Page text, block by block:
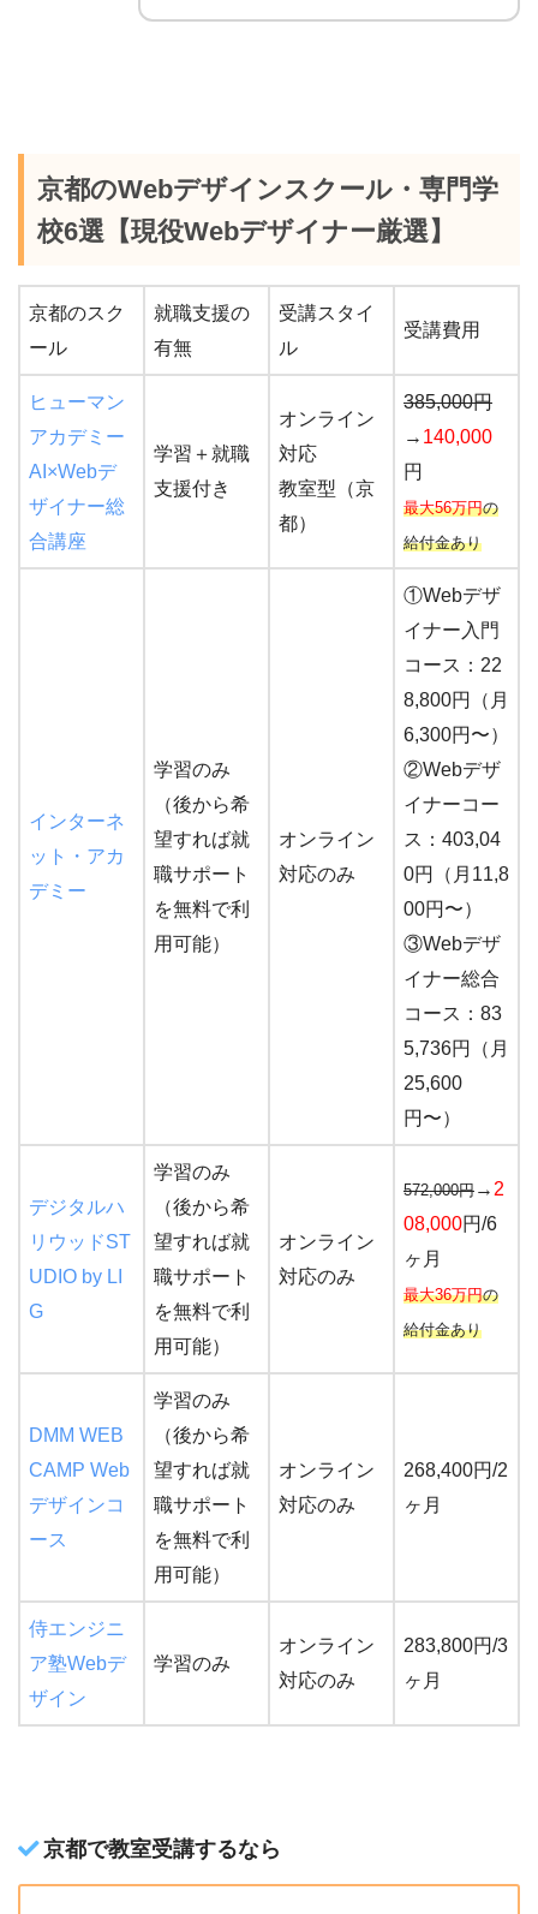
京都のWebデザインスクール・専門学
校6選【現役Webデザイナー厳選】
京都のスク
ール
就職支援の
有無
受講スタイ
ル
受講費用
ヒューマン
アカデミー
AI×Webデ
ザイナー総
合講座
学習＋就職
支援付き
オンライン
対応
教室型（京
都）
385,000円
→ 140,000
円
最大56万円の
給付金あり
インターネ
ット・アカ
デミー
学習のみ
（後から希
望すれば就
職サポート
を無料で利
用可能）
オンライン
対応のみ
①Webデザ
イナー入門
コース：22
8,800円（月
6,300円〜）
②Webデザ
イナーコー
ス：403,04
0円（月11,8
00円〜）
③Webデザ
イナー総合
コース：83
5,736円（月
25,600
円〜）
デジタルハ
リウッドST
UDIO by LI
G
学習のみ
（後から希
望すれば就
職サポート
を無料で利
用可能）
オンライン
対応のみ
572,000円 → 2
08,000円/6
ヶ月
最大36万円の
給付金あり
DMM WEB
CAMP Web
デザインコ
ース
学習のみ
（後から希
望すれば就
職サポート
を無料で利
用可能）
オンライン
対応のみ
268,400円/2
ヶ月
侍エンジニ
ア塾Webデ
ザイン
学習のみ
オンライン
対応のみ
283,800円/3
ヶ月
京都で教室受講するなら